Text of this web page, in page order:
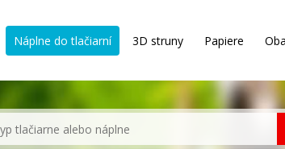
Náplne do tlačiarní 3D struny Papiere